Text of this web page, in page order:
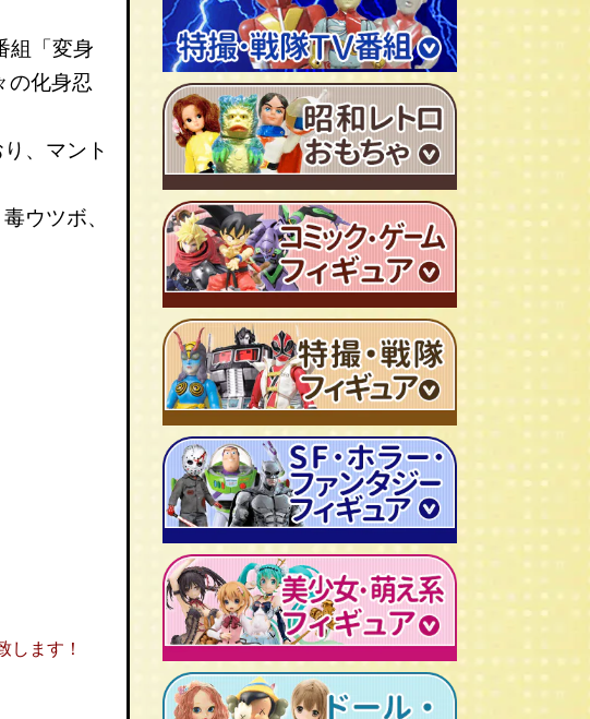
組「変身
の化身忍
、マント
ウツボ、
します！
ＴＶアニメ作品 1960年代
ＴＶアニメ作品 1970年代
ＴＶアニメ作品 1980年代
特撮・戦隊 TV番組 1960年代
超合金・DX超合金
ソフビ
広告ノベルティグッズ
ジャンボマシンダー
キャラクター消しゴム
ビックリマンシール
ダイアクロン
変身サイボーグ
昭和レトロなミニカー
ミクロマン
レトロプラモデル
旧トランスフォーマー
ビンテージ セルロイド人形
仮面ライダーカード
ワンピース/ONE PIECE
聖闘士聖矢
キン肉マン
ドラゴンボール
北斗の拳
ルパン三世
鉄人28号
新世紀エヴァンゲリオン
AKIRA/アキラ
ドラゴンクエスト
ファイナルファンタジー/FF
仮面ライダー
ゴジラ
人造人間キカイダー
牙狼-GARO
機動戦士ガンダム
マジンガーＺ
ゲッターロボ
スターウォーズ
プレデター/PREDATOR
エイリアン/ALIEN